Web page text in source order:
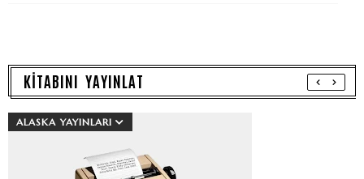
KİTABINI YAYINLAT
ALASKA YAYINLARI